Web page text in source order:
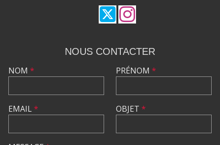
NOUS CONTACTER
NOM *
EMAIL*
PRÉNOM *
OBJET *